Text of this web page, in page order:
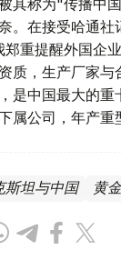
其称为"传播中
。在接受哈通
重提醒外国企
质，生产厂家
是中国最大的
属公司，年产重
斯坦与中国 黄